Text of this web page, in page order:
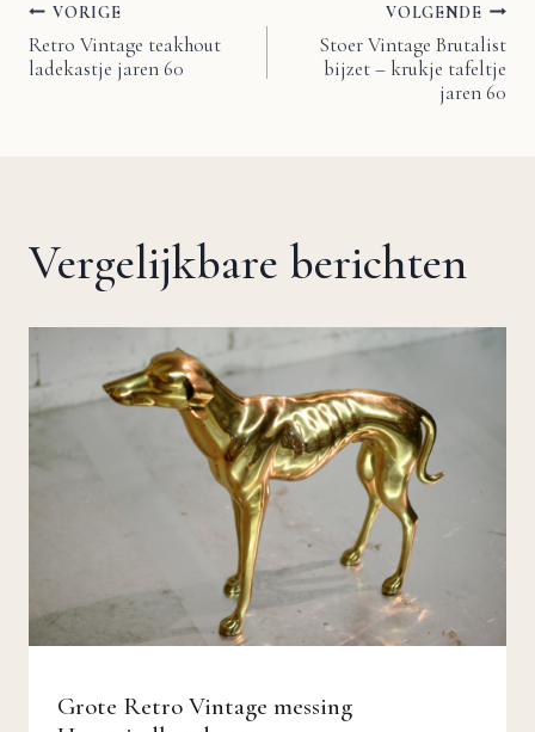
Bericht
VORIGE
Retro Vintage teakhout
ladekastje jaren 60
VOLGENDE
Stoer Vintage Brutalist
bijzet – krukje tafeltje
jaren 60
Vergelijkbare berichten
Grote Retro Vintage messing